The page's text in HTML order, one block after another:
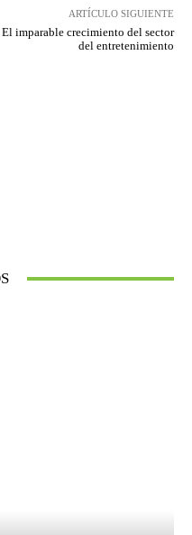
ARTÍCULO SIGUIENTE
El imparable crecimiento del sector
del entretenimiento